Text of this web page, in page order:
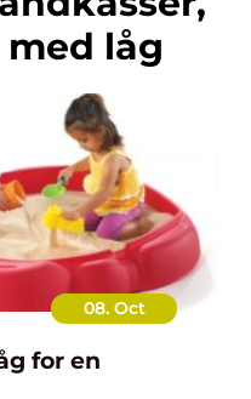
låg
08. Oct
for en